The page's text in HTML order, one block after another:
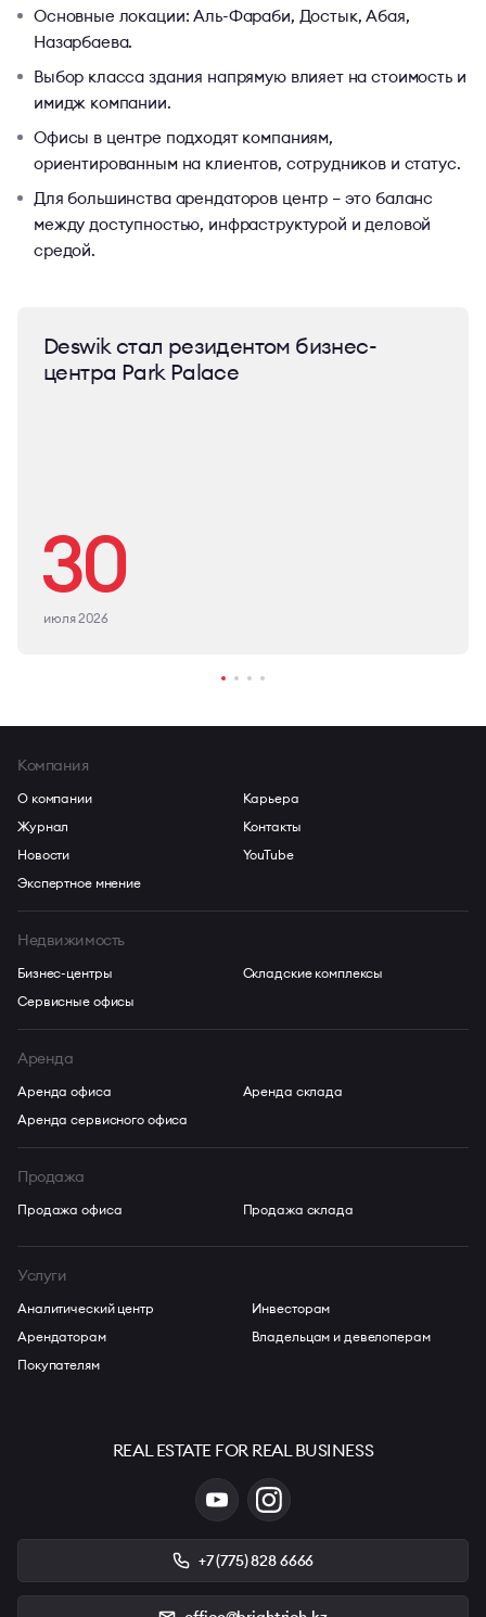
Основные локации: Аль-Фараби, Достык, Абая,
Назарбаева.
Выбор класса здания напрямую влияет на стоимость и
имидж компании.
Офисы в центре подходят компаниям,
ориентированным на клиентов, сотрудников и статус.
Для большинства арендаторов центр – это баланс
между доступностью, инфраструктурой и деловой
средой.
Deswik стал резидентом бизнес-
центра Park Palace
30
июля 2026
Компания
О компании
Журнал
Новости
Экспертное мнение
Карьера
Контакты
YouTube
Недвижимость
Бизнес-центры
Сервисные офисы
Складские комплексы
Аренда
Аренда офиса
Аренда сервисного офиса
Аренда склада
Продажа
Продажа офиса Продажа склада
Услуги
Аналитический центр
Арендаторам
Покупателям
Инвесторам
Владельцам и девелоперам
REAL ESTATE FOR REAL BUSINESS
+7 (775) 828 6666